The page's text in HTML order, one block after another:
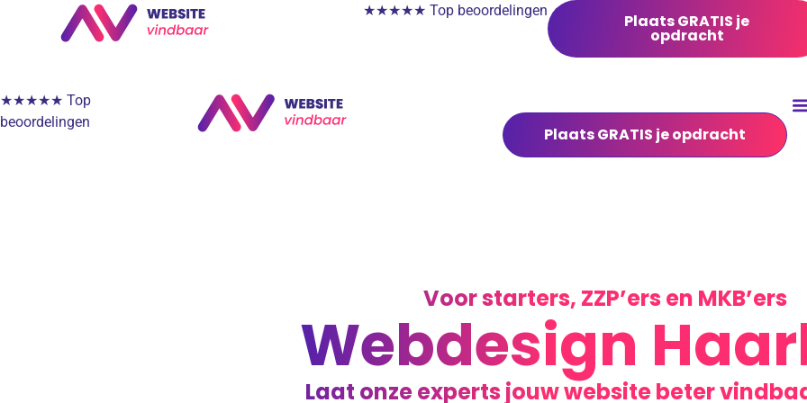
★★★★★ Top beoordelingen
Plaats GRATIS je
opdracht
★★★★★ Top
beoordelingen
Plaats GRATIS je opdracht
Voor starters, ZZP’ers en MKB’ers
Webdesign
Laat onze experts jouw website beter